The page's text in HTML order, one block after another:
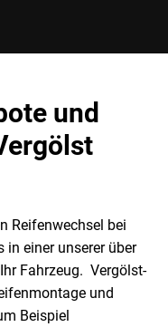
und
Reifenwechsel bei
in einer unserer über
Fahrzeug. Vergölst-
und
Beispiel